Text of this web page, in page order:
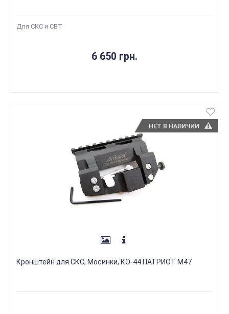
Для СКС и СВТ
6 650 грн.
НЕТ В НАЛИЧИИ
Кронштейн для СКС, Мосинки, КО-44 ПАТРИОТ М47